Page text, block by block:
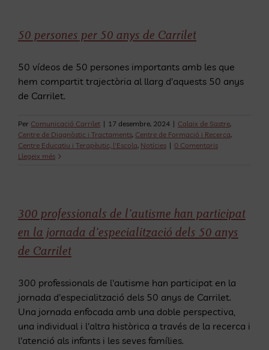
50 persones per 50 anys de Carrilet
50 vídeos de 50 persones importants amb les que
hem compartit trajectòria al llarg d'aquests 50 anys
de Carrilet.
Per Comunicació Carrilet | 17 desembre, 2024 | Calaix de Sastre,
Centre de Diagnòstic i Tractaments, Centre de Formació i Recerca,
Centre Educatiu i Terapèutic, l'Escola, Notícies | 0 Comentaris
Llegeix més
300 professionals de l’autisme han participat
en la jornada d’especialització dels 50 anys
de Carrilet
300 professionals de l'autisme han participat en la
jornada d'especialització dels 50 anys de Carrilet.
Una jornada enfocada amb una doble perspectiva,
una individual i l'altra històrica a través de la recerca i
l'atenció als infants i les seves famílies.